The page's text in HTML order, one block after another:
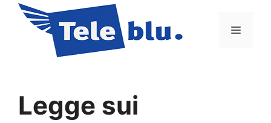
contenuto
Menu
Legge sui